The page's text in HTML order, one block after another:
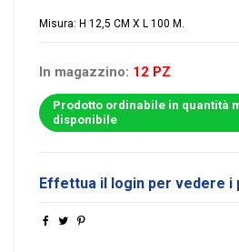
Misura: H 12,5 CM X L 100 M.
In magazzino: 12 PZ
Prodotto ordinabile in quantità
disponibile
Effettua il login per vedere i